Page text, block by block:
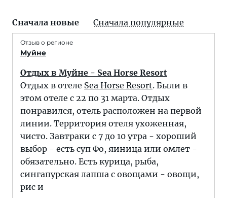
Сначала новые Сначала популярные
Отзыв о регионе
Муйне
Отдых в Муйне - Sea Horse Resort
Отдых в отеле Sea Horse Resort. Были в
этом отеле с 22 по 31 марта. Отдых
понравился, отель расположен на первой
линии. Территория отеля ухоженная,
чисто. Завтраки с 7 до 10 утра - хороший
выбор - есть суп Фо, яиница или омлет -
обязательно. Есть курица, рыба,
сингапурская лапша с овощами - овощи,
рис и